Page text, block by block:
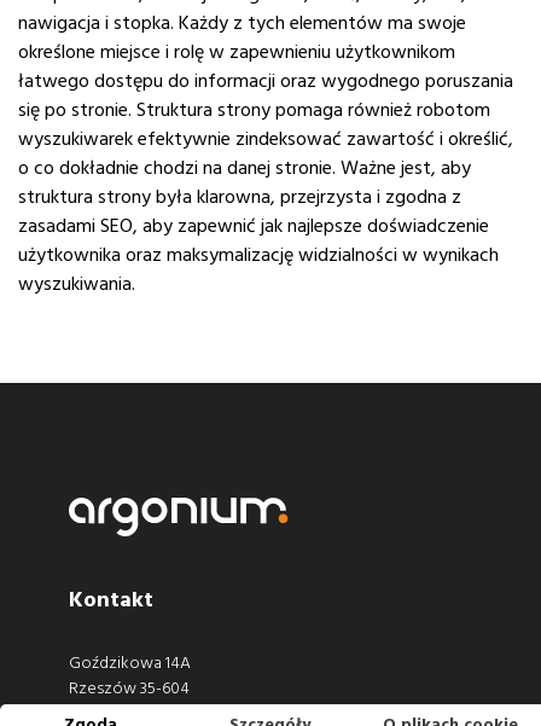
nawigacja i stopka. Każdy z tych elementów ma swoje
określone miejsce i rolę w zapewnieniu użytkownikom
łatwego dostępu do informacji oraz wygodnego poruszania
się po stronie. Struktura strony pomaga również robotom
wyszukiwarek efektywnie zindeksować zawartość i określić,
o co dokładnie chodzi na danej stronie. Ważne jest, aby
struktura strony była klarowna, przejrzysta i zgodna z
zasadami SEO, aby zapewnić jak najlepsze doświadczenie
użytkownika oraz maksymalizację widzialności w wynikach
wyszukiwania.
Kontakt
Goździkowa 14A
Rzeszów 35-604